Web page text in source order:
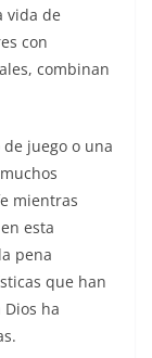
vida de
con
combinan
juego o una
mientras
esta
pena
que han
ha